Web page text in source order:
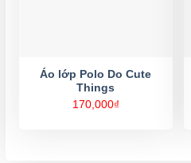
Áo lớp Polo Do Cute
Things
170,000₫